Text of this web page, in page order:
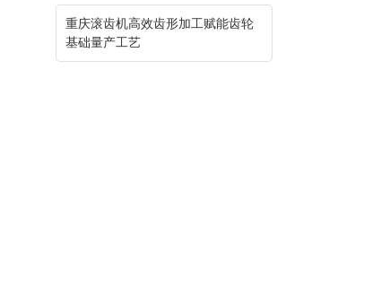
重庆滚齿机高效齿形加工赋能齿轮
基础量产工艺